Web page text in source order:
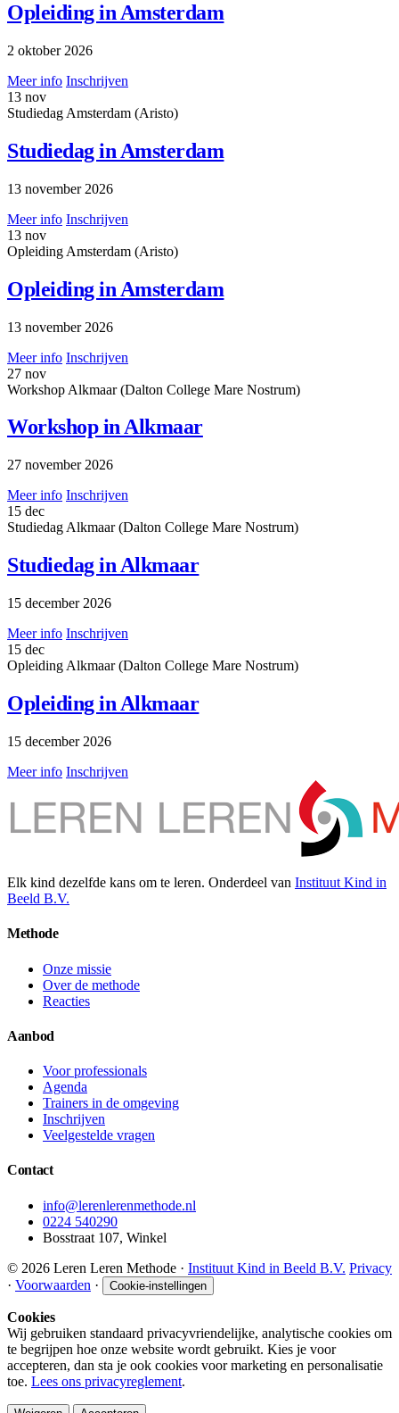
Opleiding in Amsterdam
2 oktober 2026
Meer info Inschrijven
13 nov
Studiedag Amsterdam (Aristo)
Studiedag in Amsterdam
13 november 2026
Meer info Inschrijven
13 nov
Opleiding Amsterdam (Aristo)
Opleiding in Amsterdam
13 november 2026
Meer info Inschrijven
27 nov
Workshop Alkmaar (Dalton College Mare Nostrum)
Workshop in Alkmaar
27 november 2026
Meer info Inschrijven
15 dec
Studiedag Alkmaar (Dalton College Mare Nostrum)
Studiedag in Alkmaar
15 december 2026
Meer info Inschrijven
15 dec
Opleiding Alkmaar (Dalton College Mare Nostrum)
Opleiding in Alkmaar
15 december 2026
Meer info Inschrijven
Elk kind dezelfde kans om te leren. Onderdeel van Instituut Kind in
Beeld B.V.
Methode
Onze missie
Over de methode
Reacties
Aanbod
Voor professionals
Agenda
Trainers in de omgeving
Inschrijven
Veelgestelde vragen
Contact
info@lerenlerenmethode.nl
0224 540290
Bosstraat 107, Winkel
© 2026 Leren Leren Methode · Instituut Kind in Beeld B.V. Privacy
· Voorwaarden · Cookie-instellingen
Cookies
Wij gebruiken standaard privacyvriendelijke, analytische cookies om
te begrijpen hoe onze website wordt gebruikt. Kies je voor
accepteren, dan sta je ook cookies voor marketing en personalisatie
toe. Lees ons privacyreglement.